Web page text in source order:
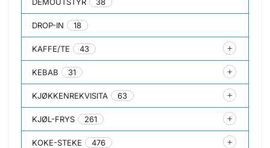
DROP-IN 18
KAFFE/TE 43
KEBAB 31
KJØKKENREKVISITA 63
KJØL-FRYS 261
KOKE-STEKE 476